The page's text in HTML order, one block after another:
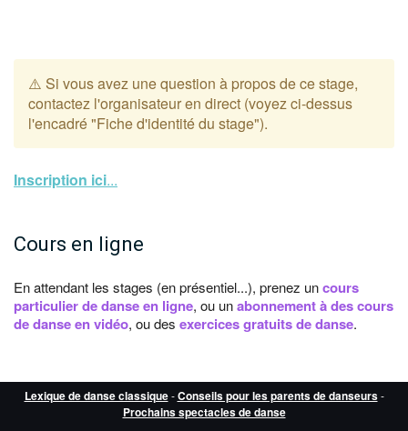
⚠️ Si vous avez une question à propos de ce stage,
contactez l'organisateur en direct (voyez ci-dessus
l'encadré "Fiche d'identité du stage").
Inscription ici...
Cours en ligne
En attendant les stages (en présentiel...), prenez uncours
particulier de danse en ligne, ou unabonnement à des cours
de danse en vidéo, ou des exercices gratuits de danse.
Lexique de danse classique-Conseils pour les parents de danseurs-
Prochains spectacles de danse